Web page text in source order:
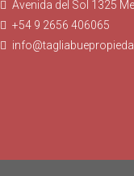
Avenida del Sol 1325
+54 9 2656 406065